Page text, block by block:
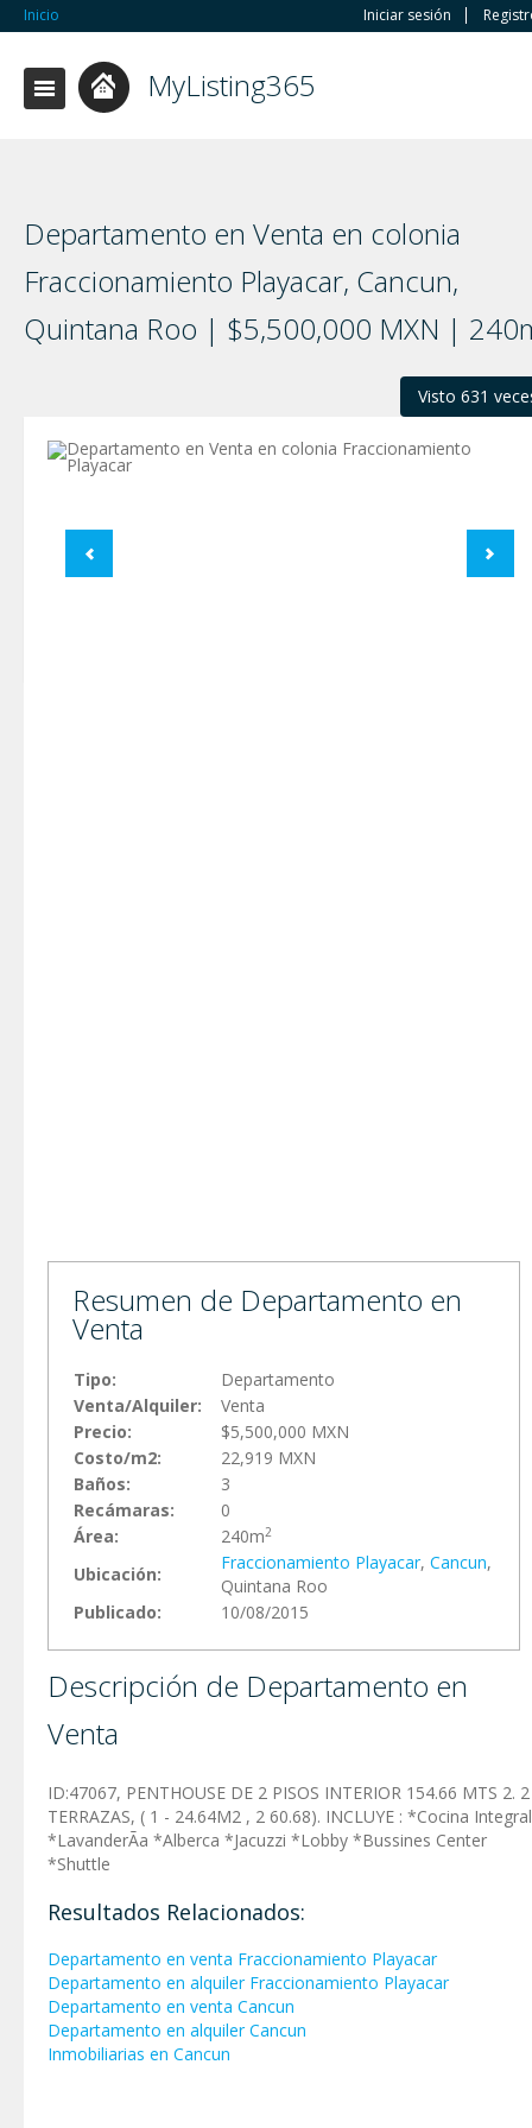
Inicio Iniciar sesión
MyListing365
Departamento en Venta en colonia
Fraccionamiento Playacar, Cancun,
Quintana Roo | $5,500,000 MXN |
Visto 631
Resumen de Departamento en
Venta
Tipo:
Departamento
Venta/Alquiler:
Venta
Precio:
$5,500,000 MXN
Costo/m2:
22,919 MXN
Baños:
3
Recámaras:
0
Área:
240m2
Ubicación:
Fraccionamiento Playacar, Cancun,
Quintana Roo
Publicado:
10/08/2015
Descripción de Departamento en
Venta
ID:47067, PENTHOUSE DE 2 PISOS INTERIOR 154.66 MTS 2. 2
TERRAZAS, ( 1 - 24.64M2 , 2 60.68). INCLUYE : *Cocina Integral
*LavanderÃ­a *Alberca *Jacuzzi *Lobby *Bussines Center
*Shuttle
Resultados Relacionados:
Departamento en venta Fraccionamiento Playacar
Departamento en alquiler Fraccionamiento Playacar
Departamento en venta Cancun
Departamento en alquiler Cancun
Inmobiliarias en Cancun